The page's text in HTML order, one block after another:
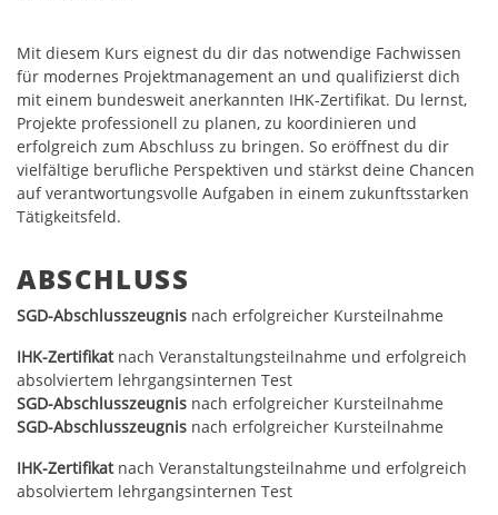
Mit diesem Kurs eignest du dir das notwendige Fachwissen
für modernes Projektmanagement an und qualifizierst dich
mit einem bundesweit anerkannten IHK-Zertifikat. Du lernst,
Projekte professionell zu planen, zu koordinieren und
erfolgreich zum Abschluss zu bringen. So eröffnest du dir
vielfältige berufliche Perspektiven und stärkst deine Chancen
auf verantwortungsvolle Aufgaben in einem zukunftsstarken
Tätigkeitsfeld.
ABSCHLUSS
SGD-Abschlusszeugnis nach erfolgreicher Kursteilnahme
IHK-Zertifikatnach Veranstaltungsteilnahme und erfolgreich
absolviertem lehrgangsinternen Test
SGD-Abschlusszeugnis nach erfolgreicher Kursteilnahme
SGD-Abschlusszeugnis nach erfolgreicher Kursteilnahme
IHK-Zertifikatnach Veranstaltungsteilnahme und erfolgreich
absolviertem lehrgangsinternen Test